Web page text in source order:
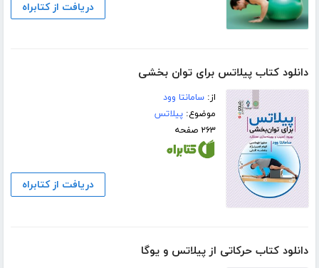
دریافت از کتابراه
دانلود کتاب پیلاتس برای توان بخشی
از:سامانتا وود
موضوع:پیلاتس
۲۶۳ صفحه
دریافت از کتابراه
دانلود کتاب حرکاتی از پیلاتس و یوگا